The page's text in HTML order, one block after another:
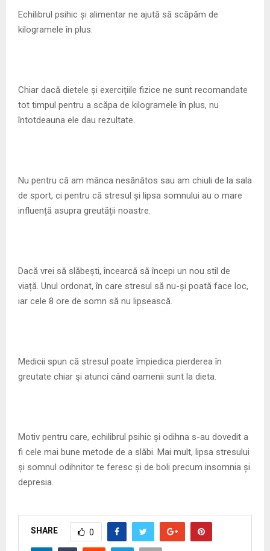
E
U
Echilibrul psihic și alimentar ne ajută să scăpăm de
kilogramele în plus.
Chiar dacă dietele și exercițiile fizice ne sunt recomandate
tot timpul pentru a scăpa de kilogramele în plus, nu
întotdeauna ele dau rezultate.
Nu pentru că am mânca nesănătos sau am chiuli de la sala
de sport, ci pentru că stresul și lipsa somnului au o mare
influență asupra greutății noastre.
Dacă vrei să slăbești, încearcă să începi un nou stil de
viață. Unul ordonat, în care stresul să nu-și poată face loc,
iar cele 8 ore de somn să nu lipsească.
Medicii spun că stresul poate împiedica pierderea în
greutate chiar şi atunci când oamenii sunt la dieta.
Motiv pentru care, echilibrul psihic și odihna s-au dovedit a
fi cele mai bune metode de a slăbi. Mai mult, lipsa stresului
și somnul odihnitor te feresc și de boli precum insomnia și
depresia.
SHARE 0